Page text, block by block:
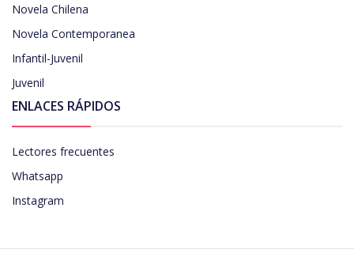
Novela Chilena
Novela Contemporanea
Infantil-Juvenil
Juvenil
ENLACES RÁPIDOS
Lectores frecuentes
Whatsapp
Instagram